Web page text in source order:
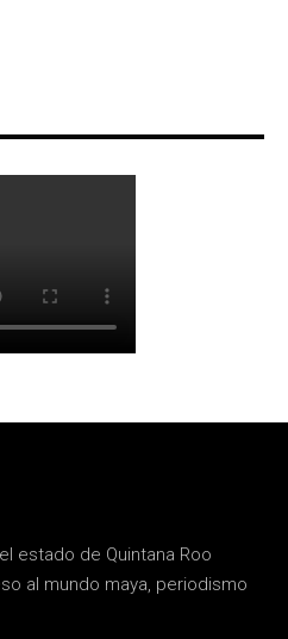
estado de Quintana Roo
al mundo maya, periodismo